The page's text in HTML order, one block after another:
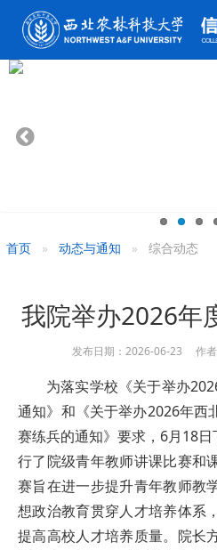
首页 动态与通知 综合动态
我院举办2026年
发布日期：2026-06-23 作
为落实学校《关于举办
通知》和《关于举办2026年西
赛练兵的通知》要求，6月18
行了院级青年教师讲课比赛和
赛旨在进一步提升青年教师教
想政治教育贯穿人才培养体系
提高高校人才培养质量。院长